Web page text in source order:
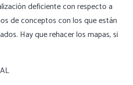
deficiente con respecto a
de conceptos con los que están
Hay que rehacer los mapas, si